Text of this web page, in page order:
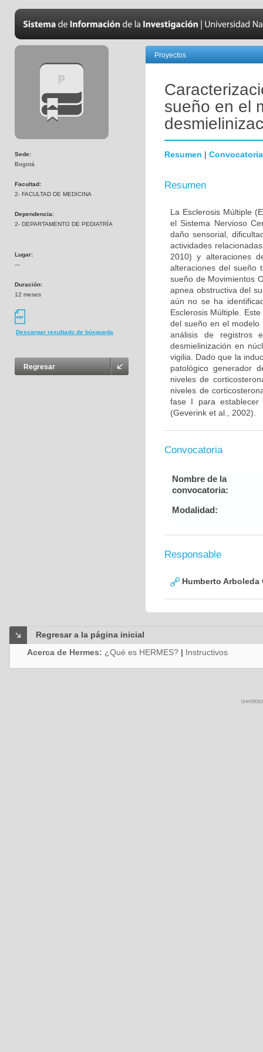
Sede:
Bogotá
Facultad:
2- FACULTAD DE MEDICINA
Dependencia:
2- DEPARTAMENTO DE PEDIATRÍA
Lugar:
---
Duración:
12 meses
Descargar resultado de búsqueda
Regresar
Proyectos
sueño en el
Resumen | Convocatoria
Resumen
La Esclerosis Múltiple
el Sistema Nervioso
daño sensorial,
actividades
2010) y alteraciones
alteraciones del sueño
sueño de Movimientos
apnea obstructiva del
aún no se ha
Esclerosis Múltiple.
del sueño en el modelo
análisis de registros
desmielinización en
vigilia. Dado que la
patológico generador
niveles de
niveles de
fase I para establecer
(Geverink et al., 2002).
Convocatoria
Nombre de la
convocatoria:
Modalidad:
Responsable
Humberto Arboleda
Regresar a la página inicial
Acerca de Hermes: ¿Qué es HERMES? | Instructivos